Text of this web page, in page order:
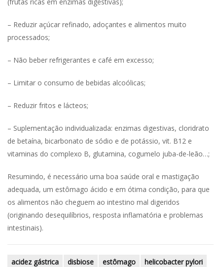
– Reduzir açúcar refinado, adoçantes e alimentos muito
processados;
– Não beber refrigerantes e café em excesso;
– Limitar o consumo de bebidas alcoólicas;
– Reduzir fritos e lácteos;
– Suplementação individualizada: enzimas digestivas, cloridrato
de betaína, bicarbonato de sódio e de potássio, vit. B12 e
vitaminas do complexo B, glutamina, cogumelo juba-de-leão…;
Resumindo, é necessário uma boa saúde oral e mastigação
adequada, um estômago ácido e em ótima condição, para que
os alimentos não cheguem ao intestino mal digeridos
(originando desequilíbrios, resposta inflamatória e problemas
intestinais).
acidez gástrica disbiose estômago
helicobacter pylori